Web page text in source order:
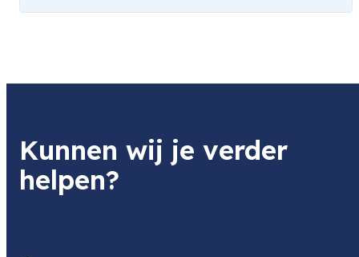
Kunnen wij je verder
helpen?